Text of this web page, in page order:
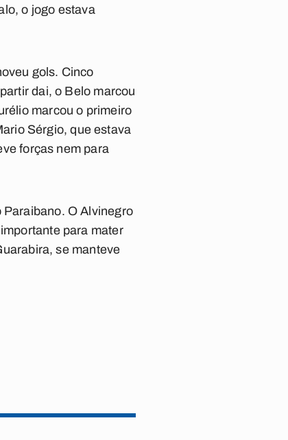
o jogo estava
gols. Cinco
dai, o Belo marcou
marcou o primeiro
Sérgio, que estava
forças nem para
O Alvinegro
para mater
se manteve